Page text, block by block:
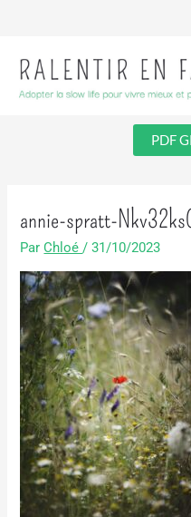
PDF
annie-spratt-
ParChloé/31/10/2023